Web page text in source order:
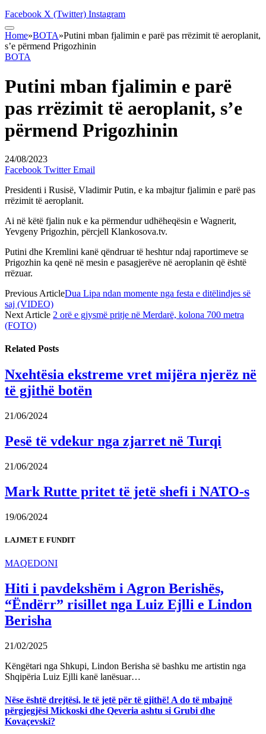
Facebook X (Twitter) Instagram
Home»BOTA»Putini mban fjalimin e parë pas rrëzimit të aeroplanit,
s’e përmend Prigozhinin
BOTA
Putini mban fjalimin e parë
pas rrëzimit të aeroplanit, s’e
përmend Prigozhinin
24/08/2023
Facebook Twitter Email
Presidenti i Rusisë, Vladimir Putin, e ka mbajtur fjalimin e parë pas
rrëzimit të aeroplanit.
Ai në këtë fjalin nuk e ka përmendur udhëheqësin e Wagnerit,
Yevgeny Prigozhin, përcjell Klankosova.tv.
Putini dhe Kremlini kanë qëndruar të heshtur ndaj raportimeve se
Prigozhin ka qenë në mesin e pasagjerëve në aeroplanin që është
rrëzuar.
Previous ArticleDua Lipa ndan momente nga festa e ditëlindjes së
saj (VIDEO)
Next Article 2 orë e gjysmë pritje në Merdarë, kolona 700 metra
(FOTO)
Related Posts
Nxehtësia ekstreme vret mijëra njerëz në
të gjithë botën
21/06/2024
Pesë të vdekur nga zjarret në Turqi
21/06/2024
Mark Rutte pritet të jetë shefi i NATO-s
19/06/2024
LAJMET E FUNDIT
MAQEDONI
Hiti i pavdekshëm i Agron Berishës,
“Ëndërr” risillet nga Luiz Ejlli e Lindon
Berisha
21/02/2025
Këngëtari nga Shkupi, Lindon Berisha së bashku me artistin nga
Shqipëria Luiz Ejlli kanë lanësuar…
Nëse është drejtësi, le të jetë për të gjithë! A do të mbajnë
përgjegjësi Mickoski dhe Qeveria ashtu si Grubi dhe
Kovaçevski?